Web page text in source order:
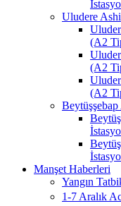
Uludere Ashi
(A2
(A2
(A2
Manşet Haberleri
Yangın
1-7 Aralık